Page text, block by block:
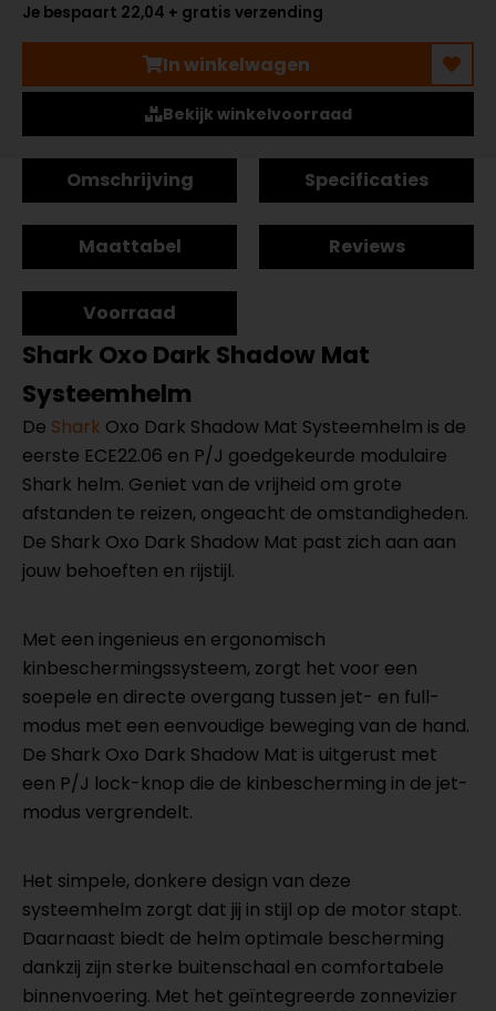
Je bespaart 22,04 + gratis verzending
In winkelwagen
Bekijk winkelvoorraad
Omschrijving Specificaties
Maattabel Reviews
Voorraad
Shark Oxo Dark Shadow Mat
Systeemhelm
De Shark Oxo Dark Shadow Mat Systeemhelm is de
eerste ECE22.06 en P/J goedgekeurde modulaire
Shark helm. Geniet van de vrijheid om grote
afstanden te reizen, ongeacht de omstandigheden.
De Shark Oxo Dark Shadow Mat past zich aan aan
jouw behoeften en rijstijl.
Met een ingenieus en ergonomisch
kinbeschermingssysteem, zorgt het voor een
soepele en directe overgang tussen jet- en full-
modus met een eenvoudige beweging van de hand.
De Shark Oxo Dark Shadow Mat is uitgerust met
een P/J lock-knop die de kinbescherming in de jet-
modus vergrendelt.
Het simpele, donkere design van deze
systeemhelm zorgt dat jij in stijl op de motor stapt.
Daarnaast biedt de helm optimale bescherming
dankzij zijn sterke buitenschaal en comfortabele
binnenvoering. Met het geïntegreerde zonnevizier